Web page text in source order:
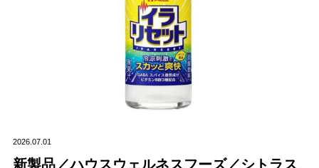
2026.07.01
新製品／ハウスウェルネスフーズ／シトラス